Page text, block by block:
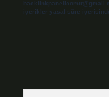
içerikler yasal süre içerisinde